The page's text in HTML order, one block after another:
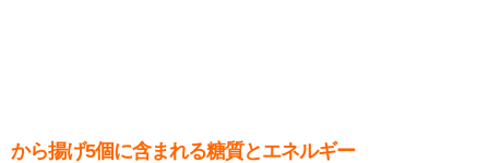
から揚げ5個に含まれる糖質とエネルギー